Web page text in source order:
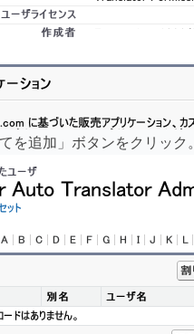
を追加」ボタンをクリック。